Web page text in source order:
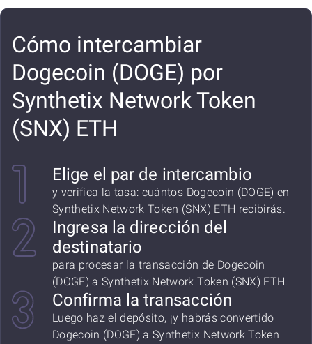
Cómo intercambiar
Dogecoin (DOGE) por
Synthetix Network Token
(SNX) ETH
Elige el par de intercambio
y verifica la tasa: cuántos Dogecoin (DOGE) en
Synthetix Network Token (SNX) ETH recibirás.
Ingresa la dirección del
destinatario
para procesar la transacción de Dogecoin
(DOGE) a Synthetix Network Token (SNX) ETH.
Confirma la transacción
Luego haz el depósito, ¡y habrás convertido
Dogecoin (DOGE) a Synthetix Network Token